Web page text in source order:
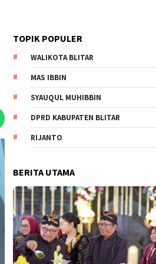
TOPIK POPULER
WALIKOTA BLITAR
MAS IBBIN
SYAUQUL MUHIBBIN
DPRD KABUPATEN BLITAR
RIJANTO
BERITA UTAMA